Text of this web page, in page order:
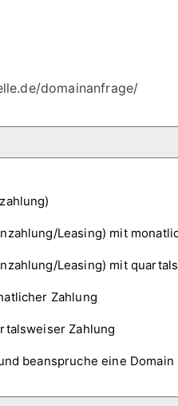
domainanfrage/
Leasing) mit
Leasing) mit
Zahlung
Zahlung
beanspruche eine Domain